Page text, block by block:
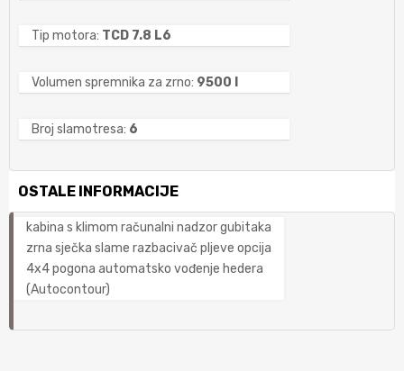
Tip motora: TCD 7.8 L6
Volumen spremnika za zrno: 9500 l
Broj slamotresa: 6
OSTALE INFORMACIJE
kabina s klimom računalni nadzor gubitaka
zrna sječka slame razbacivač pljeve opcija
4x4 pogona automatsko vođenje hedera
(Autocontour)